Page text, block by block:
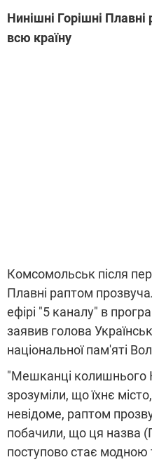
Нинішні Горішні
всю країну
Комсомольськ після
Плавні раптом
ефірі "5 каналу" в
заявив голова
національної пам'яті
"Мешканці колишнього
зрозуміли, що їхнє
невідоме, раптом
побачили, що ця назва
поступово стає модною